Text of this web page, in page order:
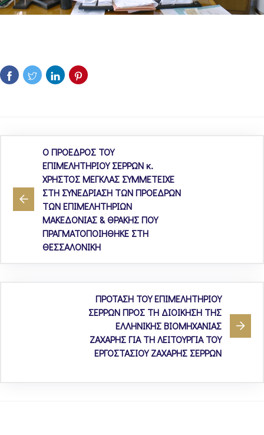
Ο ΠΡΟΕΔΡΟΣ ΤΟΥ
ΕΠΙΜΕΛΗΤΗΡΙΟΥ ΣΕΡΡΩΝ κ.
ΧΡΗΣΤΟΣ ΜΕΓΚΛΑΣ ΣΥΜΜΕΤΕΙΧΕ
ΣΤΗ ΣΥΝΕΔΡΙΑΣΗ ΤΩΝ ΠΡΟΕΔΡΩΝ
ΤΩΝ ΕΠΙΜΕΛΗΤΗΡΙΩΝ
ΜΑΚΕΔΟΝΙΑΣ & ΘΡΑΚΗΣ ΠΟΥ
ΠΡΑΓΜΑΤΟΠΟΙΗΘΗΚΕ ΣΤΗ
ΘΕΣΣΑΛΟΝΙΚΗ
ΠΡΟΤΑΣΗ ΤΟΥ ΕΠΙΜΕΛΗΤΗΡΙΟΥ
ΣΕΡΡΩΝ ΠΡΟΣ ΤΗ ΔΙΟΙΚΗΣΗ ΤΗΣ
ΕΛΛΗΝΙΚΗΣ ΒΙΟΜΗΧΑΝΙΑΣ
ΖΑΧΑΡΗΣ ΓΙΑ ΤΗ ΛΕΙΤΟΥΡΓΙΑ ΤΟΥ
ΕΡΓΟΣΤΑΣΙΟΥ ΖΑΧΑΡΗΣ ΣΕΡΡΩΝ